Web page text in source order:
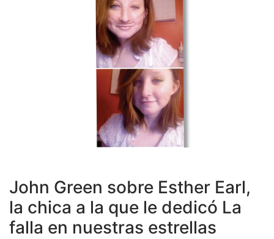
John Green sobre Esther Earl,
la chica a la que le dedicó La
falla en nuestras estrellas